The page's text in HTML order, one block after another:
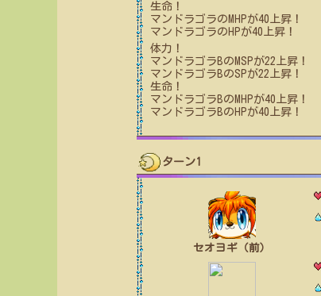
生命！
マンドラゴラのMHPが40 上昇！
マンドラゴラのHPが40 上昇！
体力！
マンドラゴラBのMSPが22 上昇！
マンドラゴラBのSPが22 上昇！
生命！
マンドラゴラBのMHPが40 上昇！
マンドラゴラBのHPが40 上昇！
ターン1
セオヨギ（前）